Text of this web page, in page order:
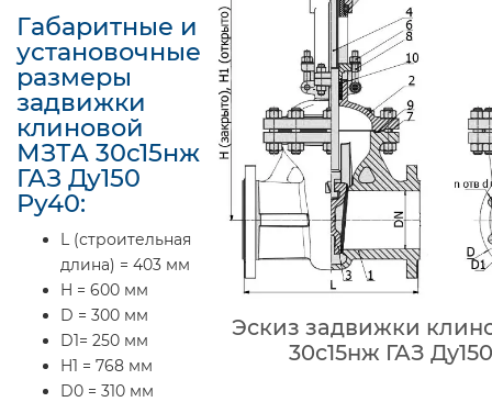
Габаритные и
установочные
размеры
задвижки
клиновой
МЗТА 30с15нж
ГАЗ Ду150
Ру40:
L (строительная
длина) = 403 мм
H = 600 мм
D = 300 мм
D1= 250 мм
H1 = 768 мм
D0 = 310 мм
Эскиз задвижки
30с15нж ГАЗ